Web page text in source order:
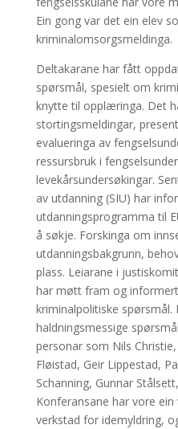
Ein gong var det ein elev
kriminalomsorgsmeldinga.
Deltakarane har fått
spørsmål, spesielt om
knytte til opplæringa. Det
stortingsmeldingar,
evalueringa av
ressursbruk i
levekårsundersøkingar.
av utdanning (SIU) har
utdanningsprogramma til
å søkje. Forskinga om
utdanningsbakgrunn,
plass. Leiarane i
har møtt fram og
kriminalpolitiske spørsmål.
haldningsmessige
personar som Nils
Fløistad, Geir Lippestad,
Schanning, Gunnar
Konferansane har vore
verkstad for idemyldring,